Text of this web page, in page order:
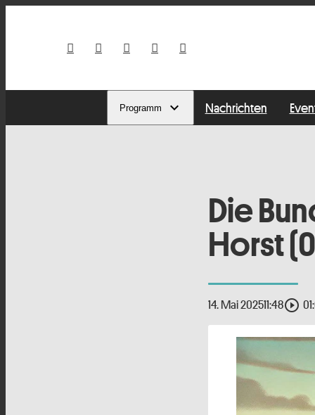
Programm Nachrichten
Die
Horst
14. Mai 202511:48play_circle_outline